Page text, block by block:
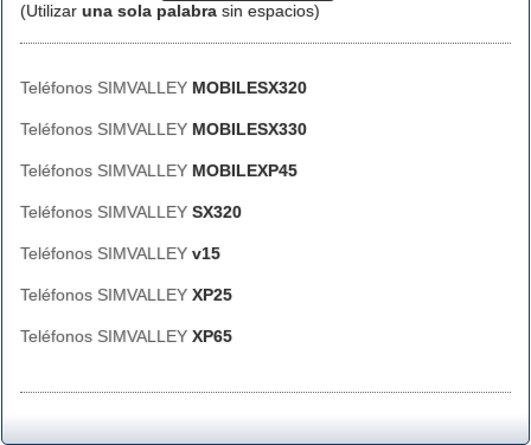
(Utilizar una sola palabra sin espacios)
Teléfonos SIMVALLEY MOBILESX320
Teléfonos SIMVALLEY MOBILESX330
Teléfonos SIMVALLEY MOBILEXP45
Teléfonos SIMVALLEY SX320
Teléfonos SIMVALLEY v15
Teléfonos SIMVALLEY XP25
Teléfonos SIMVALLEY XP65